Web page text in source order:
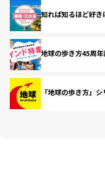
知れば知るほど好
地球の歩き方45周
「地球の歩き方」